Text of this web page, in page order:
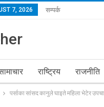
7, 2026 सम्पर्क
राष्ट्रिय राजनीति
पर्साका सांसद कानुले घाइते महिला भेटेर उपचार